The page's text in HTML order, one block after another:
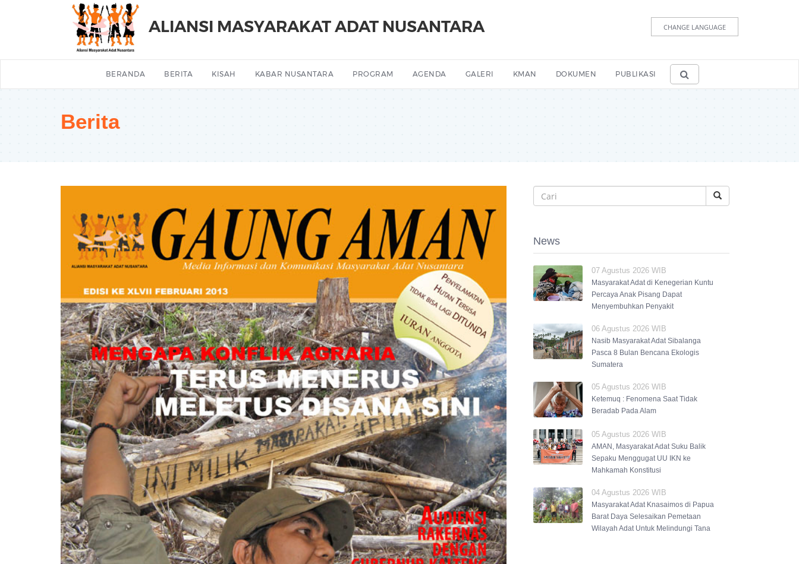
ALIANSI MASYARAKAT ADAT NUSANTARA CHANGE LANGUAGE
BERANDA BERITA KISAH KABAR NUSANTARA PROGRAM AGENDA GALERI KMAN DOKUMEN PUBLIKASI
Berita
News
07 Agustus 2026 WIB
Masyarakat Adat di Kenegerian Kuntu
Percaya Anak Pisang Dapat
Menyembuhkan Penyakit
06 Agustus 2026 WIB
Nasib Masyarakat Adat Sibalanga
Pasca 8 Bulan Bencana Ekologis
Sumatera
05 Agustus 2026 WIB
Ketemuq : Fenomena Saat Tidak
Beradab Pada Alam
05 Agustus 2026 WIB
AMAN, Masyarakat Adat Suku Balik
Sepaku Menggugat UU IKN ke
Mahkamah Konstitusi
04 Agustus 2026 WIB
Masyarakat Adat Knasaimos di Papua
Barat Daya Selesaikan Pemetaan
Wilayah Adat Untuk Melindungi Tana